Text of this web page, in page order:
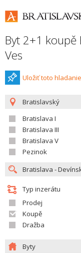
Byt 2+1 koupě
Ves
Uložiť toto hladanie
Bratislavský
Bratislava I
Bratislava III
Bratislava V
Pezinok
Typ inzerátu
Prodej
Koupě
Dražba
Byty